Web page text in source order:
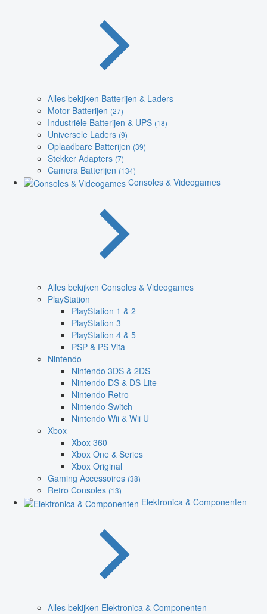
Alles bekijken Batterijen & Laders
Motor Batterijen (27)
Industriële Batterijen & UPS (18)
Universele Laders (9)
Oplaadbare Batterijen (39)
Stekker Adapters (7)
Camera Batterijen (134)
Consoles & Videogames
Alles bekijken Consoles & Videogames
PlayStation
PlayStation 1 & 2
PlayStation 3
PlayStation 4 & 5
PSP & PS Vita
Nintendo
Nintendo 3DS & 2DS
Nintendo DS & DS Lite
Nintendo Retro
Nintendo Switch
Nintendo Wii & Wii U
Xbox
Xbox 360
Xbox One & Series
Xbox Original
Gaming Accessoires (38)
Retro Consoles (13)
Elektronica & Componenten
Alles bekijken Elektronica & Componenten